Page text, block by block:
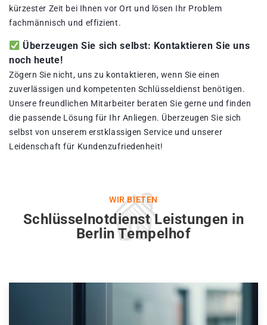
kürzester Zeit bei Ihnen vor Ort und lösen Ihr Problem
fachmännisch und effizient.
Überzeugen Sie sich selbst: Kontaktieren Sie uns
noch heute!
Zögern Sie nicht, uns zu kontaktieren, wenn Sie einen
zuverlässigen und kompetenten Schlüsseldienst benötigen.
Unsere freundlichen Mitarbeiter beraten Sie gerne und finden
die passende Lösung für Ihr Anliegen. Überzeugen Sie sich
selbst von unserem erstklassigen Service und unserer
Leidenschaft für Kundenzufriedenheit!
WIR BIETEN
Schlüsselnotdienst Leistungen in
Berlin Tempelhof